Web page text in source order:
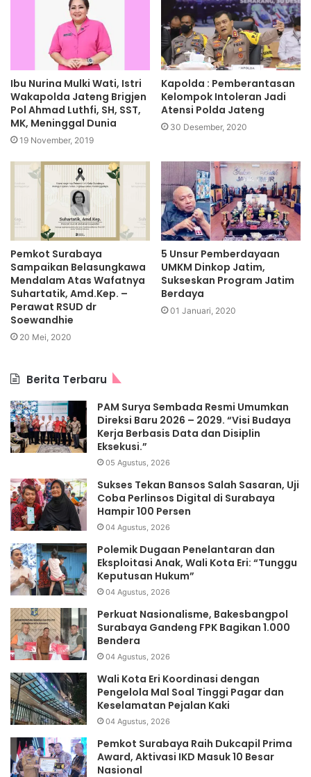
Ibu Nurina Mulki Wati, Istri
Wakapolda Jateng Brigjen
Pol Ahmad Luthfi, SH, SST,
MK, Meninggal Dunia
19 November, 2019
Kapolda : Pemberantasan
Kelompok Intoleran Jadi
Atensi Polda Jateng
30 Desember, 2020
Pemkot Surabaya
Sampaikan Belasungkawa
Mendalam Atas Wafatnya
Suhartatik, Amd.Kep. –
Perawat RSUD dr
Soewandhie
20 Mei, 2020
5 Unsur Pemberdayaan
UMKM Dinkop Jatim,
Sukseskan Program Jatim
Berdaya
01 Januari, 2020
Berita Terbaru
PAM Surya Sembada Resmi Umumkan
Direksi Baru 2026 – 2029. “Visi Budaya
Kerja Berbasis Data dan Disiplin
Eksekusi.”
05 Agustus, 2026
Sukses Tekan Bansos Salah Sasaran, Uji
Coba Perlinsos Digital di Surabaya
Hampir 100 Persen
04 Agustus, 2026
Polemik Dugaan Penelantaran dan
Eksploitasi Anak, Wali Kota Eri: “Tunggu
Keputusan Hukum”
04 Agustus, 2026
Perkuat Nasionalisme, Bakesbangpol
Surabaya Gandeng FPK Bagikan 1.000
Bendera
04 Agustus, 2026
Wali Kota Eri Koordinasi dengan
Pengelola Mal Soal Tinggi Pagar dan
Keselamatan Pejalan Kaki
04 Agustus, 2026
Pemkot Surabaya Raih Dukcapil Prima
Award, Aktivasi IKD Masuk 10 Besar
Nasional